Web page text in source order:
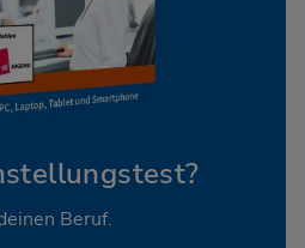
Beruf.